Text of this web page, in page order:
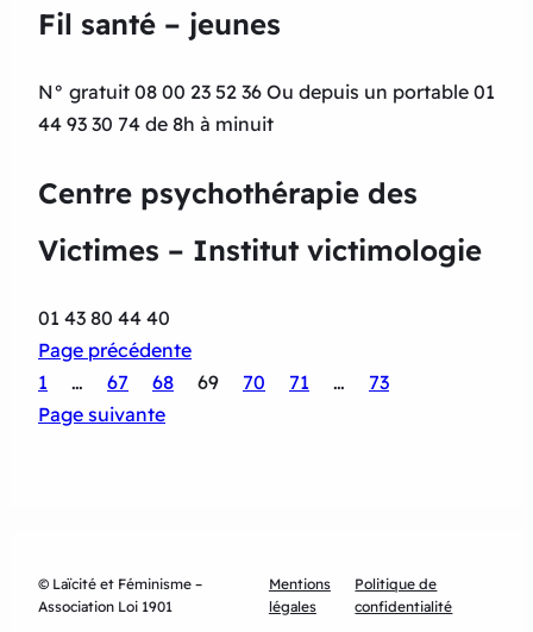
Fil santé – jeunes
N° gratuit 08 00 23 52 36 Ou depuis un portable 01
44 93 30 74 de 8h à minuit
Centre psychothérapie des
Victimes – Institut victimologie
01 43 80 44 40
Page précédente
1
… 67 68 69 70 71 …
73
Page suivante
© Laïcité et Féminisme –
Association Loi 1901
Mentions
légales
Politique de
confidentialité